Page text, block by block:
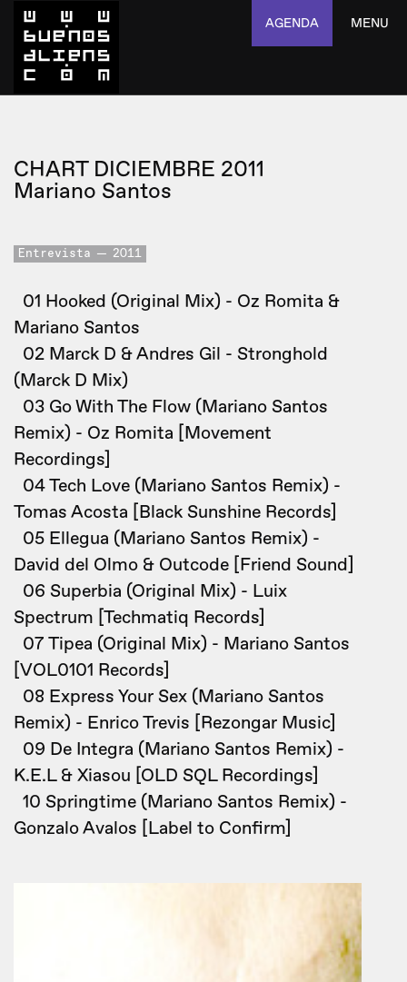
AGENDA MENU
CHART DICIEMBRE 2011
Mariano Santos
Entrevista 2011
01 Hooked (Original Mix) - Oz Romita &
Mariano Santos
02 Marck D & Andres Gil - Stronghold
(Marck D Mix)
03 Go With The Flow (Mariano Santos
Remix) - Oz Romita [Movement
Recordings]
04 Tech Love (Mariano Santos Remix) -
Tomas Acosta [Black Sunshine Records]
05 Ellegua (Mariano Santos Remix) -
David del Olmo & Outcode [Friend Sound]
06 Superbia (Original Mix) - Luix
Spectrum [Techmatiq Records]
07 Tipea (Original Mix) - Mariano Santos
[VOL0101 Records]
08 Express Your Sex (Mariano Santos
Remix) - Enrico Trevis [Rezongar Music]
09 De Integra (Mariano Santos Remix) -
K.E.L & Xiasou [OLD SQL Recordings]
10 Springtime (Mariano Santos Remix) -
Gonzalo Avalos [Label to Confirm]